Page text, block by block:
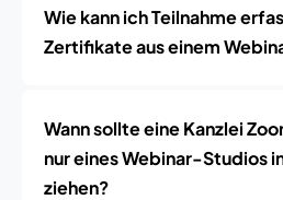
Wie kann ich Teilnahme
Zertifikate aus einem
Wann sollte eine Kanzlei
nur eines Webinar-Studios
ziehen?